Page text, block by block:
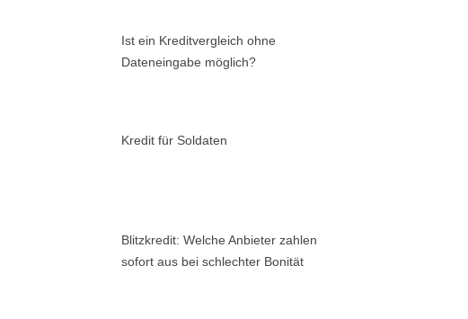
Ist ein Kreditvergleich ohne
Dateneingabe möglich?
Kredit für Soldaten
Blitzkredit: Welche Anbieter zahlen
sofort aus bei schlechter Bonität